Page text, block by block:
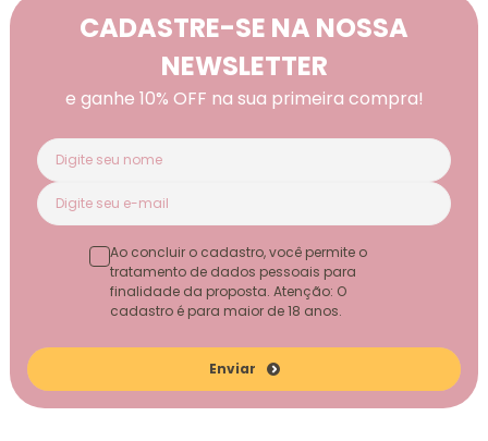
CADASTRE-SE NA NOSSA
NEWSLETTER
e ganhe 10% OFF na sua primeira compra!
Enviar
Ao concluir o cadastro, você permite o
tratamento de dados pessoais para
finalidade da proposta. Atenção: O
cadastro é para maior de 18 anos.